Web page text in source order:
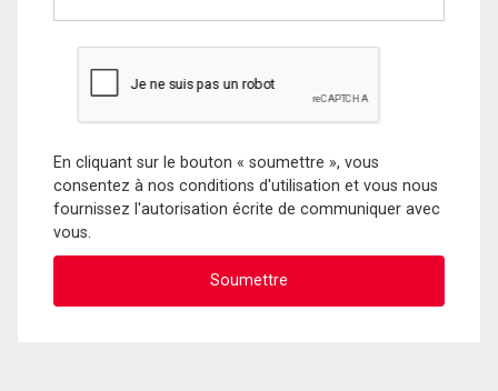
En cliquant sur le bouton « soumettre », vous
consentez à nos conditions d'utilisation et vous nous
fournissez l'autorisation écrite de communiquer avec
vous.